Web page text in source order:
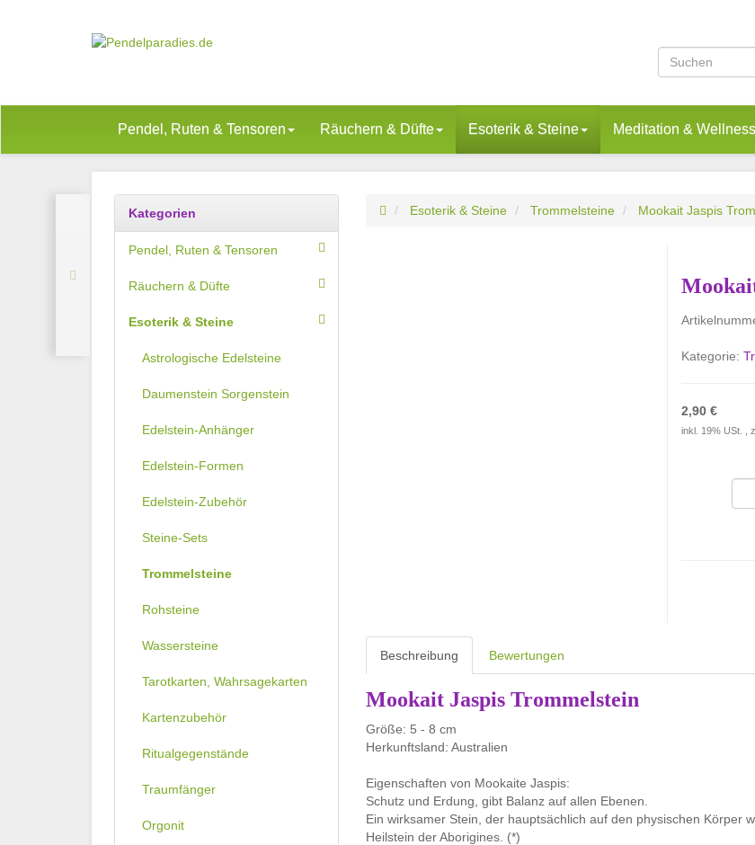
Pendel, Ruten & Tensoren Räuchern & Düfte Esoterik & Steine Meditation & Wellness
Esoterik & Steine Trommelsteine Mookait Jaspis
Kategorie:
2,90 €
inkl. 19% USt. ,
Beschreibung Bewertungen
Mookait Jaspis Trommelstein
Größe: 5 - 8 cm
Herkunftsland: Australien
Eigenschaften von Mookaite Jaspis:
Schutz und Erdung, gibt Balanz auf allen Ebenen.
Ein wirksamer Stein, der hauptsächlich auf den physischen Körper
Heilstein der Aborigines. (*)
Kategorien
Pendel, Ruten & Tensoren
Räuchern & Düfte
Esoterik & Steine
Astrologische Edelsteine
Daumenstein Sorgenstein
Edelstein-Anhänger
Edelstein-Formen
Edelstein-Zubehör
Steine-Sets
Trommelsteine
Rohsteine
Wassersteine
Tarotkarten, Wahrsagekarten
Kartenzubehör
Ritualgegenstände
Traumfänger
Orgonit